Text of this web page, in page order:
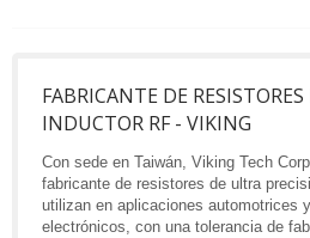
FABRICANTE DE
INDUCTOR RF - VIKING
Con sede en Taiwán, Viking Tech
fabricante de resistores de ultra
utilizan en aplicaciones automotrices
electrónicos, con una tolerancia de